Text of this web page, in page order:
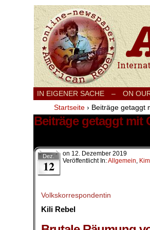
IN EIGENER SACHE – ON
Startseite › Beiträge getaggt
Beiträge getaggt mit
Dez.
12
on 12. Dezember 2019
Veröffentlicht In:Allgemein,
Volkskorrespondentin
Kili Rebel